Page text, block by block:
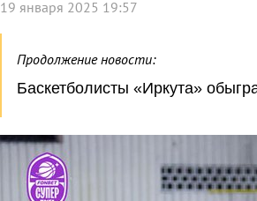
19 января 2025 19:57
Продолжение новости:
Баскетболисты «Иркута»